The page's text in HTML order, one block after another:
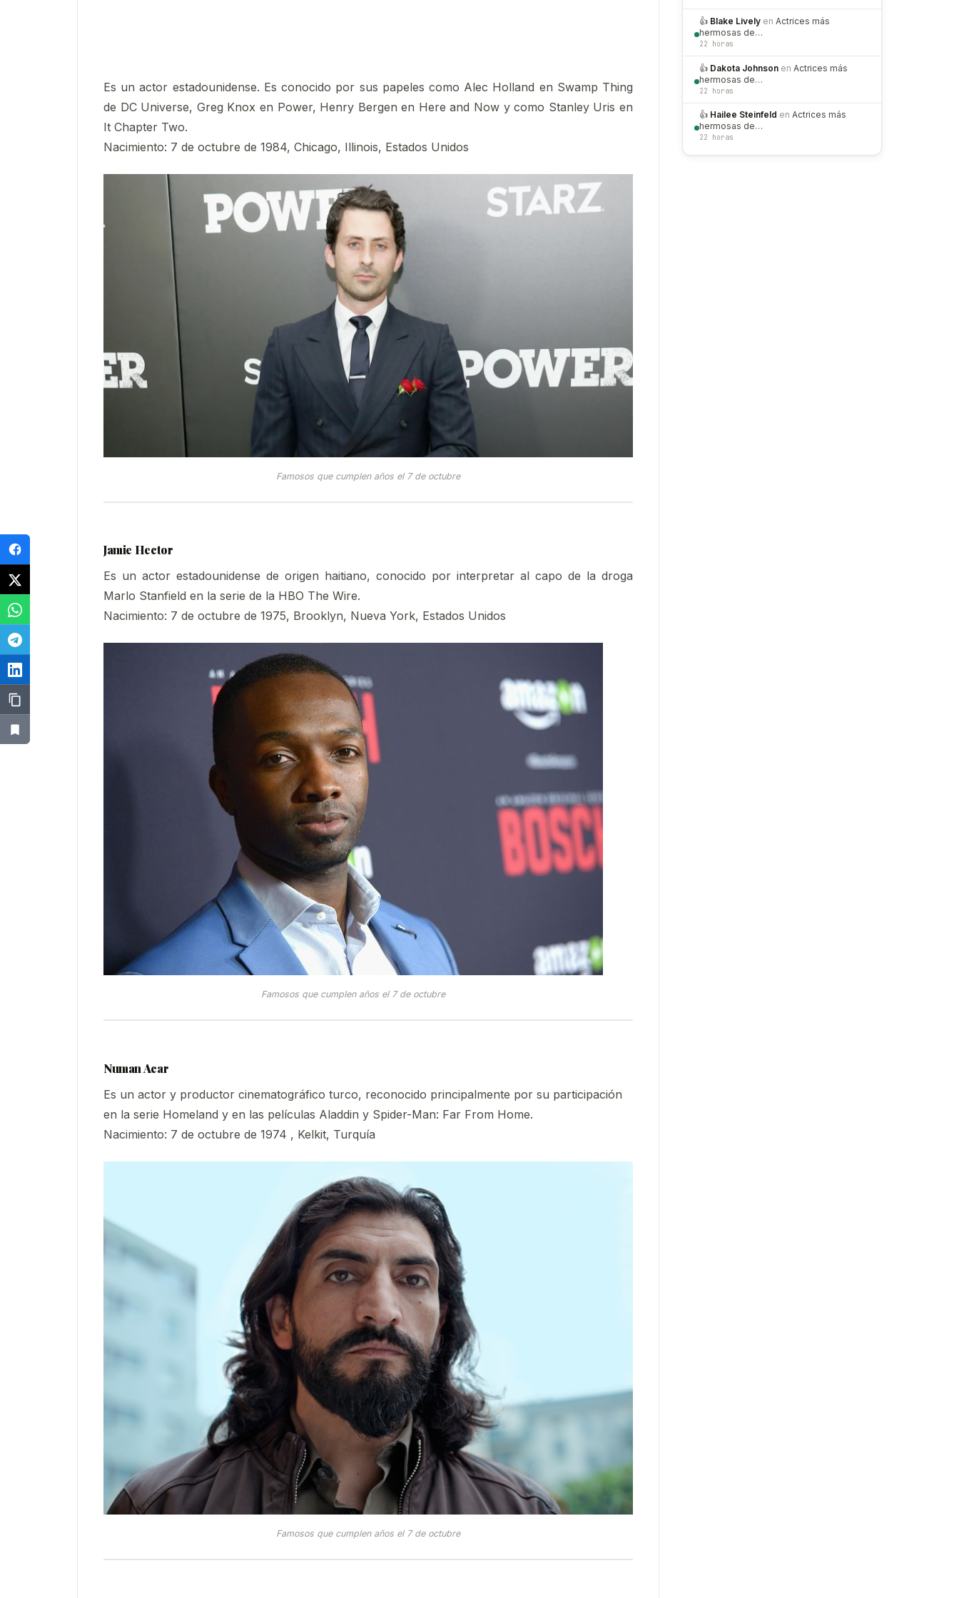
Es un actor estadounidense. Es conocido por sus papeles como Alec Holland en Swamp Thing
de DC Universe, Greg Knox en Power, Henry Bergen en Here and Now y como Stanley Uris en
It Chapter Two.
Nacimiento: 7 de octubre de 1984, Chicago, Illinois, Estados Unidos
Famosos que cumplen años el 7 de octubre
Jamie Hector
Es un actor estadounidense de origen haitiano, conocido por interpretar al capo de la droga
Marlo Stanfield en la serie de la HBO The Wire.
Nacimiento: 7 de octubre de 1975, Brooklyn, Nueva York, Estados Unidos
Famosos que cumplen años el 7 de octubre
Numan Acar
Es un actor y productor cinematográfico turco, reconocido principalmente por su participación
en la serie Homeland​ y en las películas Aladdin​ y Spider-Man: Far From Home.
Nacimiento: 7 de octubre de 1974 , Kelkit, Turquía
Famosos que cumplen años el 7 de octubre
👍 Blake Lively en Actrices más
hermosas de…
22 horas
👍 Dakota Johnson en Actrices más
hermosas de…
22 horas
👍 Hailee Steinfeld en Actrices más
hermosas de…
22 horas